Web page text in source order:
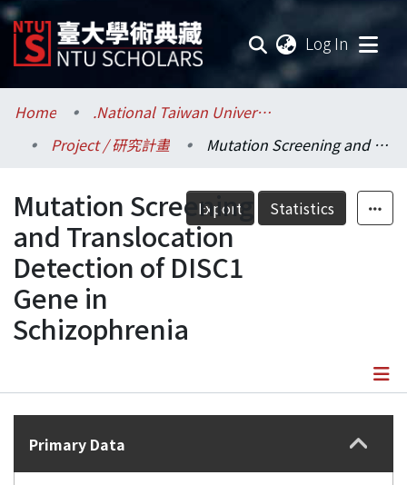
Log In
Communities & Collections
Research Outputs
Fundings & Projects
Researchers
Organizations
Statistics
Home
.National Taiwan University / 國立臺灣大學
Project / 研究計畫
Mutation Screening and Translocation Detection of DISC1 Gene in Schizophrenia
Export Statistics
Mutation Screening
and Translocation
Detection of DISC1
Gene in
Schizophrenia
Details
Primary Data